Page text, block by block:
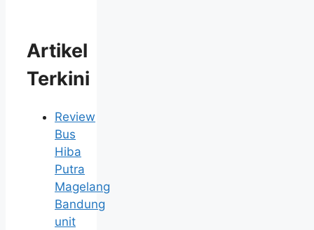
Artikel
Terkini
Review
Bus
Hiba
Putra
Magelang
Bandung
unit